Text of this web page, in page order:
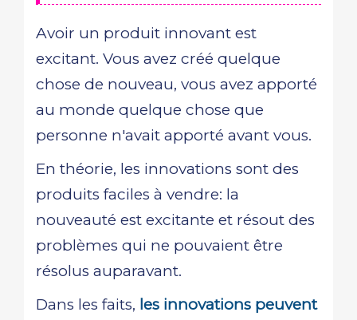
Avoir un produit innovant est
excitant. Vous avez créé quelque
chose de nouveau, vous avez apporté
au monde quelque chose que
personne n'avait apporté avant vous.
En théorie, les innovations sont des
produits faciles à vendre: la
nouveauté est excitante et résout des
problèmes qui ne pouvaient être
résolus auparavant.
Dans les faits, les innovations peuvent